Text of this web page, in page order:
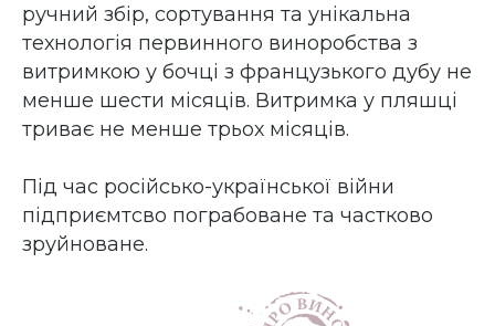
ручний збір, сортування та унікальна
технологія первинного виноробства з
витримкою у бочці з французького дубу не
менше шести місяців. Витримка у пляшці
триває не менше трьох місяців.
Під час російсько-української війни
підприємтсво пограбоване та частково
зруйноване.